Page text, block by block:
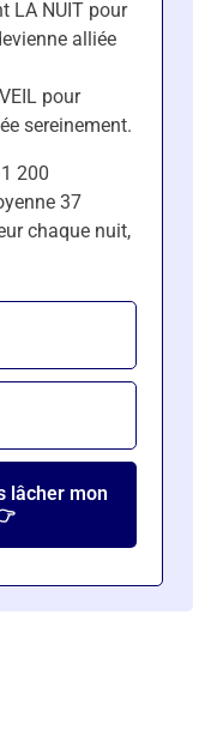
LA NUIT pour
alliée
pour
sereinement.
200
37
chaque nuit,
lâcher mon